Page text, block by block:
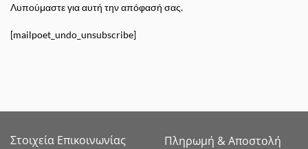
Λυπούμαστε για αυτή την απόφασή σας.
[mailpoet_undo_unsubscribe]
Στοιχεία Επικοινωνίας Πληρωμή & Αποστολή